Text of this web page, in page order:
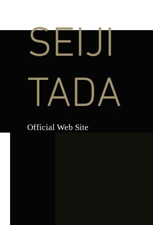
SEIJI
TADA
Official Web Site